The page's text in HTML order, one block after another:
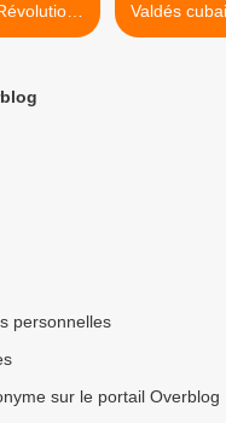
Valdés
nouvelle
personnelles
sur le portail Overblog